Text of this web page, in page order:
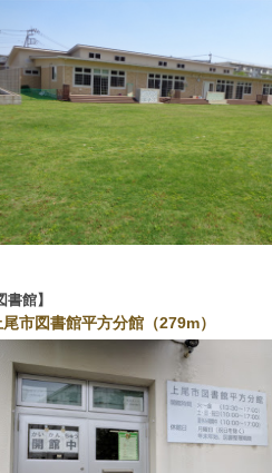
書館
尾市図書館平方分館（279m）